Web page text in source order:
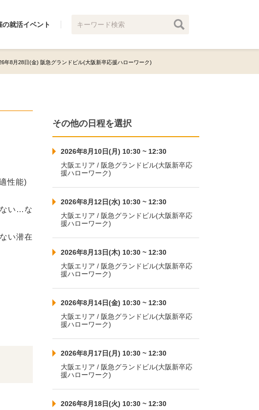
の就活イベント
年8月28日(金) 阪急グランドビル(大阪新卒応援ハローワーク)
性能)
い…な
い潜在
その他の日程を選択
2026年8月10日(月) 10:30 ~ 12:30
大阪エリア / 阪急グランドビル(大阪新卒応
援ハローワーク)
2026年8月12日(水) 10:30 ~ 12:30
大阪エリア / 阪急グランドビル(大阪新卒応
援ハローワーク)
2026年8月13日(木) 10:30 ~ 12:30
大阪エリア / 阪急グランドビル(大阪新卒応
援ハローワーク)
2026年8月14日(金) 10:30 ~ 12:30
大阪エリア / 阪急グランドビル(大阪新卒応
援ハローワーク)
2026年8月17日(月) 10:30 ~ 12:30
大阪エリア / 阪急グランドビル(大阪新卒応
援ハローワーク)
2026年8月18日(火) 10:30 ~ 12:30